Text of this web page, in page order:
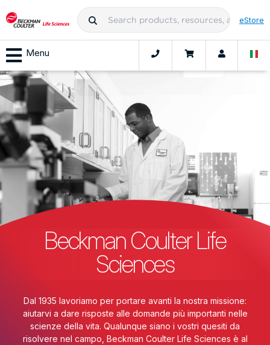
eStore
Menu
Beckman Coulter Life
Sciences
Dal 1935 lavoriamo per portare avanti la nostra missione:
aiutarvi a dare risposte alle domande più importanti nelle
scienze della vita. Qualunque siano i vostri quesiti da
risolvere nel campo, Beckman Coulter Life Sciences è al